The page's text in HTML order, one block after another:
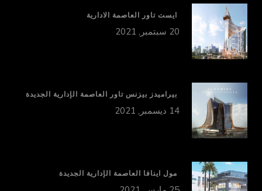
ايست تاور العاصمة الادارية
20 سبتمبر, 2021
بيراميدز بيزنس تاور العاصمة الإدارية الجديدة
14 ديسمبر, 2021
مول اينافا العاصمة الإدارية الجديدة